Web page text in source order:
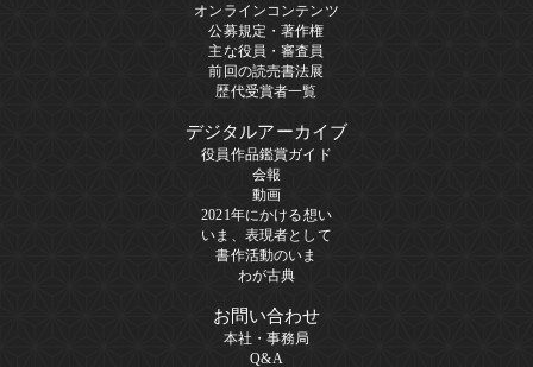
オンラインコンテンツ
公募規定・著作権
主な役員・審査員
前回の読売書法展
歴代受賞者一覧
デジタルアーカイブ
役員作品鑑賞ガイド
会報
動画
2021年にかける想い
いま、表現者として
書作活動のいま
わが古典
お問い合わせ
本社・事務局
Q&A